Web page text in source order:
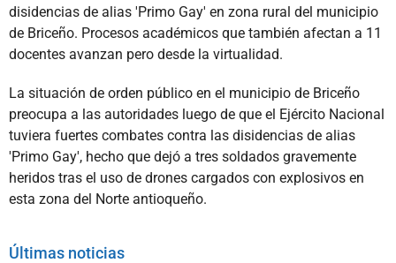
disidencias de alias 'Primo Gay' en zona rural del municipio
de Briceño. Procesos académicos que también afectan a 11
docentes avanzan pero desde la virtualidad.
La situación de orden público en el municipio de Briceño
preocupa a las autoridades luego de que el Ejército Nacional
tuviera fuertes combates contra las disidencias de alias
'Primo Gay', hecho que dejó a tres soldados gravemente
heridos tras el uso de drones cargados con explosivos en
esta zona del Norte antioqueño.
Últimas noticias